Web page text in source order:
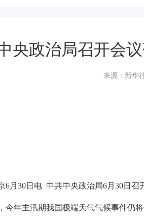
央政治局召开会
来源：新华
6月30日电 中共中央政治局6月30日
今年主汛期我国极端天气气候事件仍